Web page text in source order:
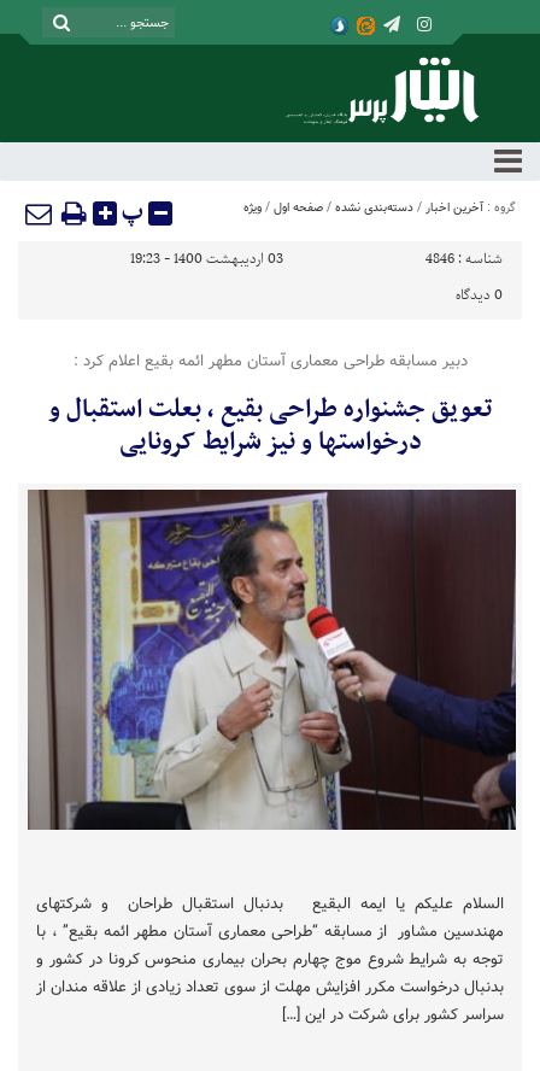
گروه : آخرین اخبار / دسته‌بندی نشده / صفحه اول / ویژه پ
شناسه : 4846
03 اردیبهشت 1400 - 19:23
0 دیدگاه
دبیر مسابقه طراحی معماری آستان مطهر ائمه بقیع اعلام کرد :
تعویق جشنواره طراحی بقیع ، بعلت استقبال و
درخواستها و نیز شرایط کرونایی
السلام علیکم یا ایمه البقیع بدنبال استقبال طراحان و شرکتهای
مهندسین مشاور از مسابقه “طراحی معماری آستان مطهر ائمه بقیع” ، با
توجه به شرایط شروع موج چهارم بحران بیماری منحوس کرونا در کشور و
بدنبال درخواست مکرر افزایش مهلت از سوی تعداد زیادی از علاقه مندان از
سراسر کشور برای شرکت در این […]